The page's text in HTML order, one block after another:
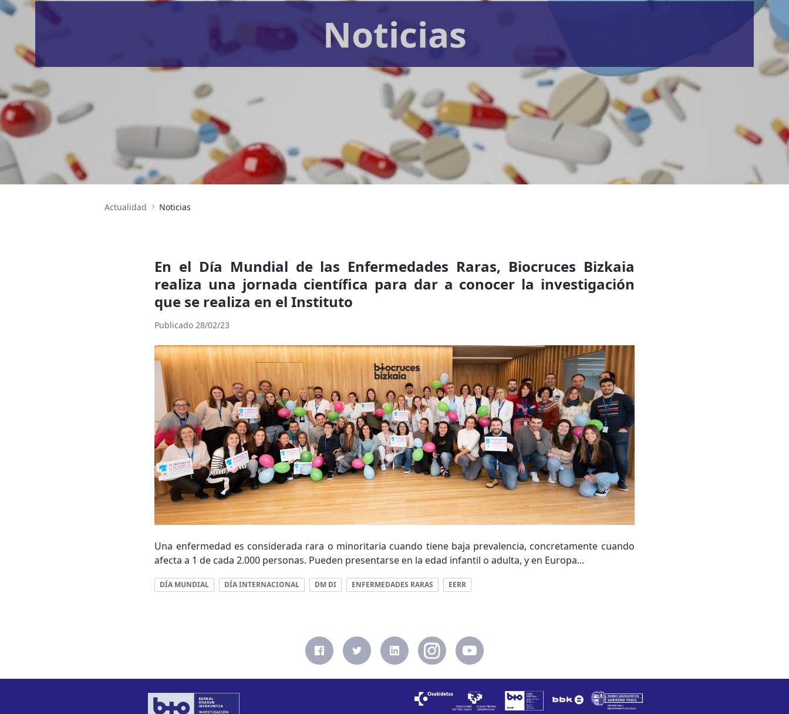
Noticias
Actualidad Noticias
En el Día Mundial de las Enfermedades Raras, Biocruces Bizkaia
realiza una jornada científica para dar a conocer la investigación
que se realiza en el Instituto
Publicado 28/02/23
Una enfermedad es considerada rara o minoritaria cuando tiene baja prevalencia, concretamente cuando
afecta a 1 de cada 2.000 personas. Pueden presentarse en la edad infantil o adulta, y en Europa...
DÍA MUNDIAL DÍA INTERNACIONAL DM DI ENFERMEDADES RARAS EERR